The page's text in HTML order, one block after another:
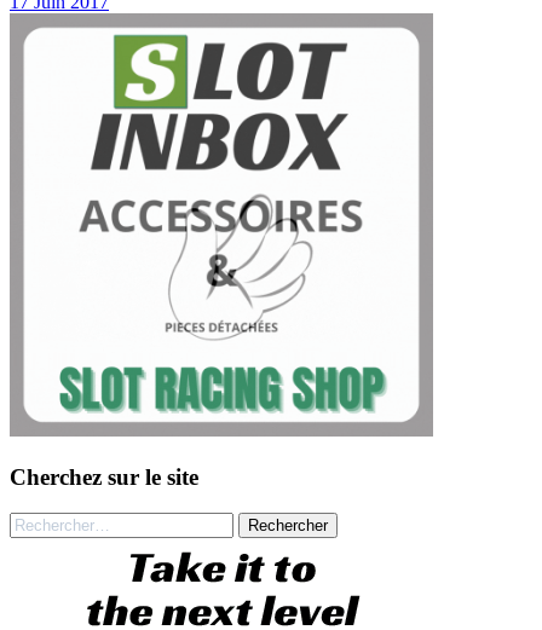
Cherchez sur le site
Rechercher :